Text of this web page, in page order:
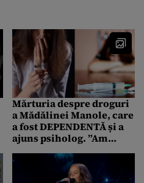
Mărturia despre droguri
a Mădălinei Manole, care
a fost DEPENDENTĂ și a
ajuns psiholog. ”Am
creierul meu încă zboară
spre consum”